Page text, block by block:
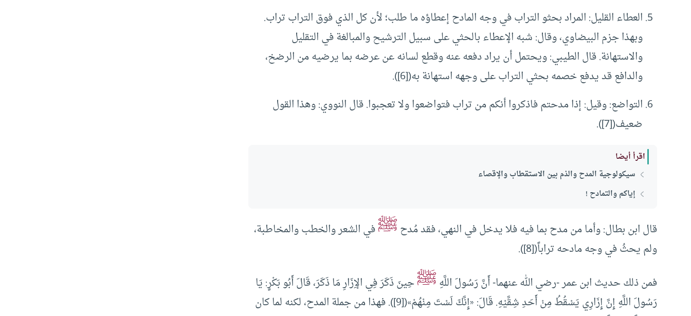
العطاء القليل: المراد بحثو التراب في وجه المادح إعطاؤه ما طلب؛ لأن كل الذي فوق التراب تراب.
وبهذا جزم البيضاوي، وقال: شبه الإعطاء بالحثي على سبيل الترشيح والمبالغة في التقليل
والاستهانة. قال الطيبي: ويحتمل أن يراد دفعه عنه وقطع لسانه عن عرضه بما يرضيه من الرضخ،
والدافع قد يدفع خصمه بحثي التراب على وجهه استهانة به([6]).
التواضع: وقيل: إذا مدحتم فاذكروا أنكم من تراب فتواضعوا ولا تعجبوا. قال النووي: وهذا القول
ضعيف([7]).
اقرأ أيضا
سيكولوجية المدح والذم بين الاستقطاب والإقصاء
إياكم والتمادح !
قال ابن بطال: وأما من مدح بما فيه فلا يدخل في النهي، فقد مُدحﷺفي الشعر والخطب والمخاطبة،
ولم يحثُ في وجه مادحه تراباً([8]).
فمن ذلك حديث ابن عمر -رضي الله عنهما- أَنَّ رَسُولَ اللَّهِﷺحِينَ ذَكَرَ فِي الإِزَارِ مَا ذَكَرَ، قَالَ أَبُو بَكْرٍ: يَا
رَسُولَ اللَّهِ إِنَّ إِزَارِي يَسْقُطُ مِنْ أَحَدِ شِقَّيْهِ. قَالَ: «إِنَّكَ لَسْتَ مِنْهُمْ»([9]). فهذا من جملة المدح، لكنه لما كان